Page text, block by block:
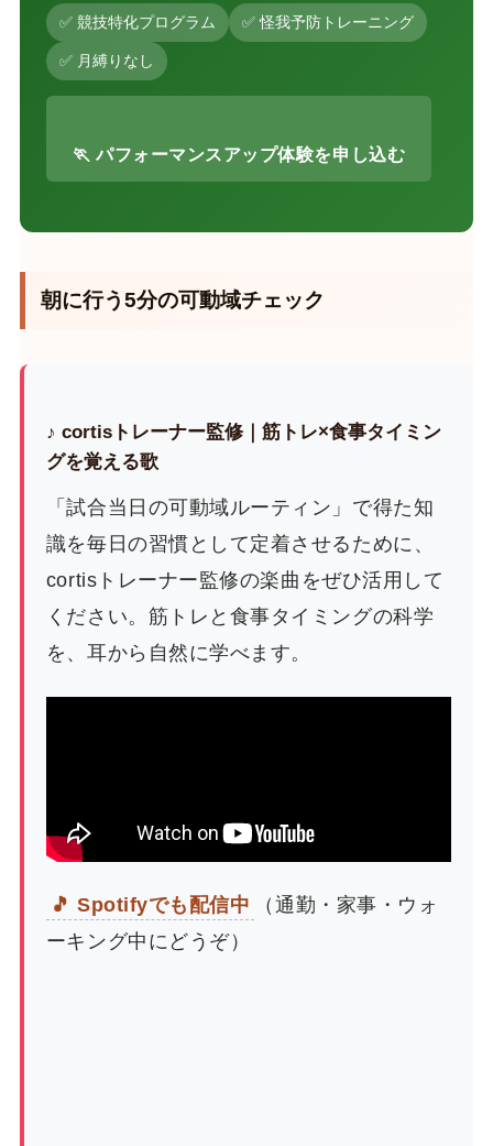
✅ 競技特化プログラム ✅ 怪我予防トレーニング
✅ 月縛りなし
🏃 パフォーマンスアップ体験を申し込む
朝に行う5分の可動域チェック
♪ cortisトレーナー監修｜筋トレ×食事タイミン
グを覚える歌
「試合当日の可動域ルーティン」で得た知
識を毎日の習慣として定着させるために、
cortisトレーナー監修の楽曲をぜひ活用して
ください。筋トレと食事タイミングの科学
を、耳から自然に学べます。
🎵 Spotifyでも配信中
（通勤・家事・ウォ
ーキング中にどうぞ）